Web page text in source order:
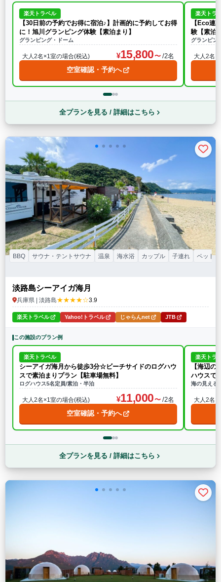
楽天トラベル
【30日前の予約でお得に宿泊♪】計画的に予約してお得
に！旭川グランピング体験【素泊まり】
グランピング・ドーム
大人2名×1室の場合(税込) 15,800 /2名
空室確認・予約へ
楽天トラ
【Eco連
験【素泊
グランピン
大人2名
全プランを見る / 詳細はこちら
淡路島シーアイガ海月
兵庫県 | 淡路島★★★★☆3.9
BBQ サウナ・テントサウナ 温泉 海水浴 カップル 子連れ ペット
楽天トラベル Yahoo!トラベル じゃらんnet JTB
この施設のプラン例
楽天トラベル
シーアイガ海月から徒歩3分☆ビーチサイドのログハウ
スで素泊まりプラン【駐車場無料】
ログハウス5名定員/素泊・半泊
大人2名×1室の場合(税込) 11,000 /2名
空室確認・予約へ
楽天トラ
【海辺
ハウスで
海の見える
大人2名
全プランを見る / 詳細はこちら